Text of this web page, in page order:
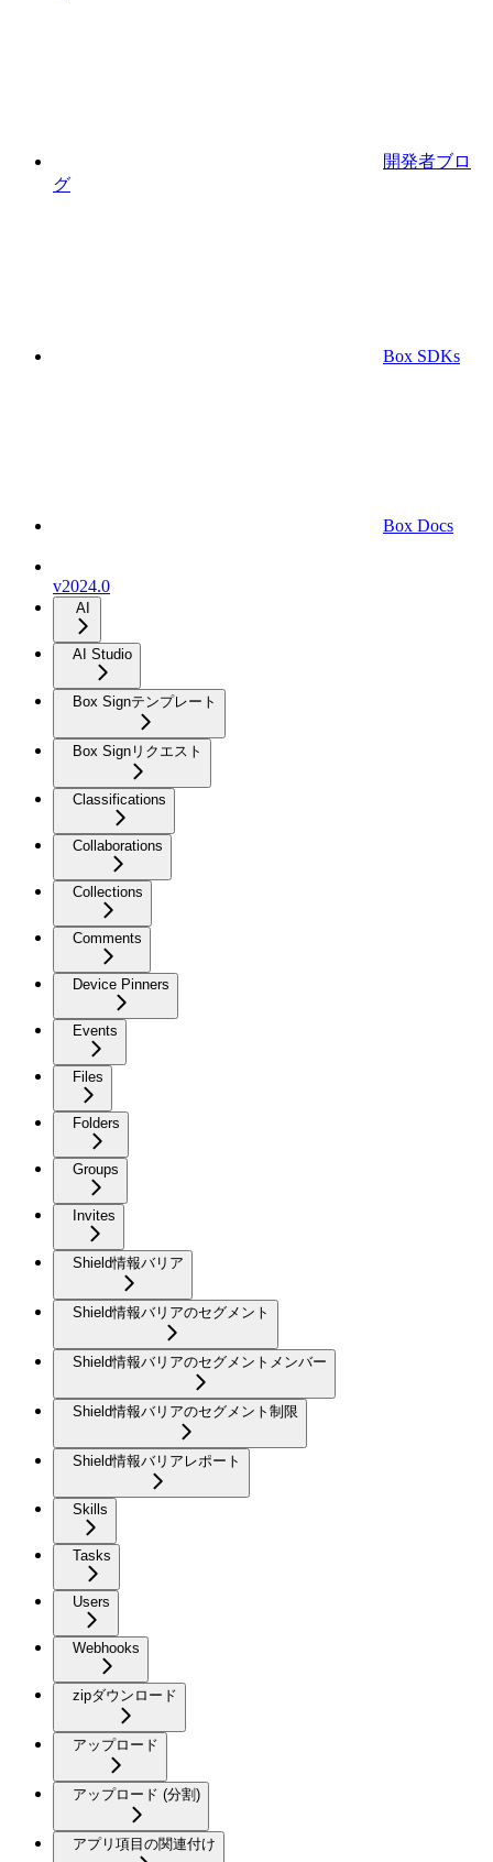
開発者ブロ
グ
Box SDKs
Box Docs
v2024.0
AI
AI Studio
Box Signテンプレート
Box Signリクエスト
Classifications
Collaborations
Collections
Comments
Device Pinners
Events
Files
Folders
Groups
Invites
Shield情報バリア
Shield情報バリアのセグメント
Shield情報バリアのセグメントメンバー
Shield情報バリアのセグメント制限
Shield情報バリアレポート
Skills
Tasks
Users
Webhooks
zipダウンロード
アップロード
アップロード (分割)
アプリ項目の関連付け